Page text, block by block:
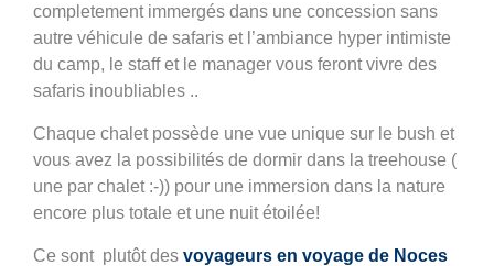
completement immergés dans une concession sans
autre véhicule de safaris et l’ambiance hyper intimiste
du camp, le staff et le manager vous feront vivre des
safaris inoubliables ..
Chaque chalet possède une vue unique sur le bush et
vous avez la possibilités de dormir dans la treehouse (
une par chalet :-)) pour une immersion dans la nature
encore plus totale et une nuit étoilée!
Ce sont plutôt des voyageurs en voyage de Noces